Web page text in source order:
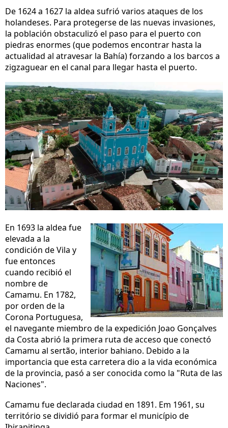
De 1624 a 1627 la aldea sufrió varios ataques de los
holandeses. Para protegerse de las nuevas invasiones,
la población obstaculizó el paso para el puerto con
piedras enormes (que podemos encontrar hasta la
actualidad al atravesar la Bahía) forzando a los barcos a
zigzaguear en el canal para llegar hasta el puerto.
En 1693 la aldea fue
elevada a la
condición de Vila y
fue entonces
cuando recibió el
nombre de
Camamu. En 1782,
por orden de la
Corona Portuguesa,
el navegante miembro de la expedición Joao Gonçalves
da Costa abrió la primera ruta de acceso que conectó
Camamu al sertão, interior bahiano. Debido a la
importancia que esta carretera dio a la vida económica
de la provincia, pasó a ser conocida como la "Ruta de las
Naciones".
Camamu fue declarada ciudad en 1891. Em 1961, su
território se dividió para formar el município de